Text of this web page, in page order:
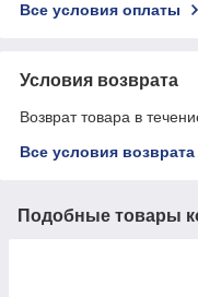
Все условия оплаты
Условия возврата
Возврат товара в
Все условия возврата
Подобные товары